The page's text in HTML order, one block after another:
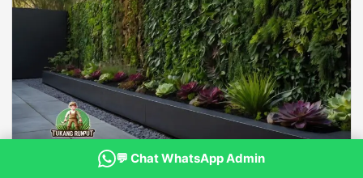
💬 Chat WhatsApp Admin